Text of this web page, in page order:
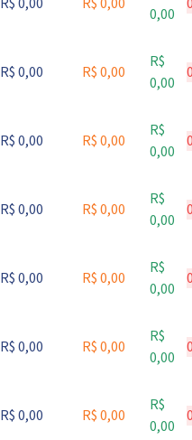
0,00
R$ 0,00 R$ 0,00
R$
0,00
R$ 0,00 R$ 0,00
R$
0,00
R$ 0,00 R$ 0,00
R$
0,00
R$ 0,00 R$ 0,00
R$
0,00
R$ 0,00 R$ 0,00
R$
0,00
R$ 0,00 R$ 0,00
R$
0,00